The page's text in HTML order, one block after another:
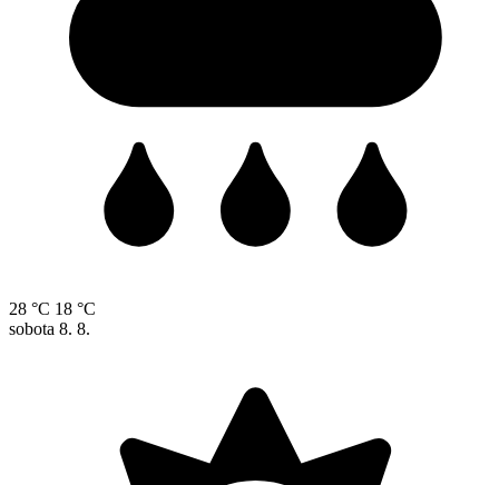
28 °C 18 °C
sobota 8. 8.